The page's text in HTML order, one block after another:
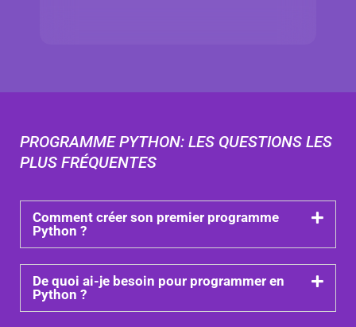
PROGRAMME PYTHON: LES QUESTIONS LES
PLUS FRÉQUENTES
Comment créer son premier programme
Python ?
De quoi ai-je besoin pour programmer en
Python ?